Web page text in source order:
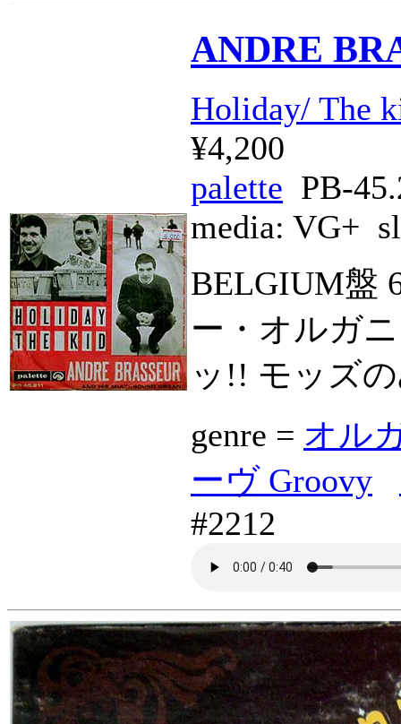
ANDRE
Holiday/ The
¥4,200
palette PB-
media: VG+
BELGIUM盤
ー・オルガ
ッ!! モッズ
genre = オル
ーヴ Groovy
#2212